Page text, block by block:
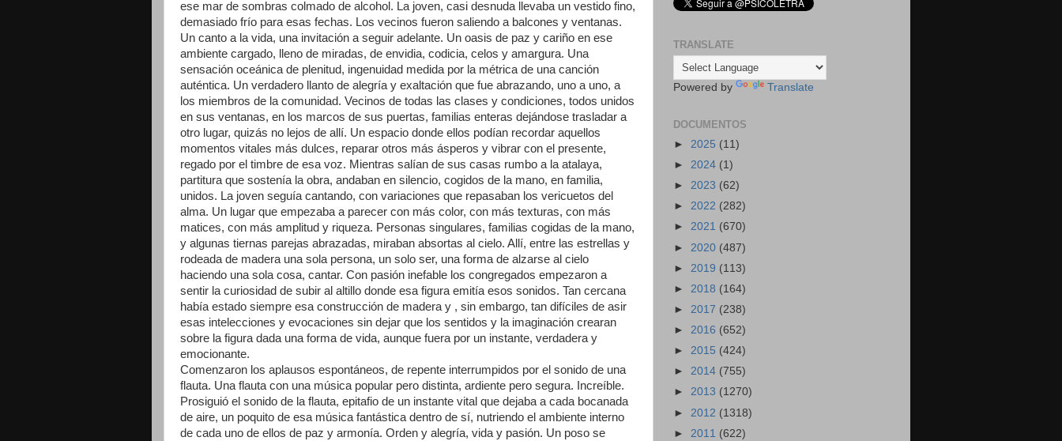
ese mar de sombras colmado de alcohol. La joven, casi desnuda llevaba un vestido fino,
demasiado frío para esas fechas. Los vecinos fueron saliendo a balcones y ventanas.
Un canto a la vida, una invitación a seguir adelante. Un oasis de paz y cariño en ese
ambiente cargado, lleno de miradas, de envidia, codicia, celos y amargura. Una
sensación oceánica de plenitud, ingenuidad medida por la métrica de una canción
auténtica. Un verdadero llanto de alegría y exaltación que fue abrazando, uno a uno, a
los miembros de la comunidad. Vecinos de todas las clases y condiciones, todos unidos
en sus ventanas, en los marcos de sus puertas, familias enteras dejándose trasladar a
otro lugar, quizás no lejos de allí. Un espacio donde ellos podían recordar aquellos
momentos vitales más dulces, reparar otros más ásperos y vibrar con el presente,
regado por el timbre de esa voz. Mientras salían de sus casas rumbo a la atalaya,
partitura que sostenía la obra, andaban en silencio, cogidos de la mano, en familia,
unidos. La joven seguía cantando, con variaciones que repasaban los vericuetos del
alma. Un lugar que empezaba a parecer con más color, con más texturas, con más
matices, con más amplitud y riqueza. Personas singulares, familias cogidas de la mano,
y algunas tiernas parejas abrazadas, miraban absortas al cielo. Allí, entre las estrellas y
rodeada de madera una sola persona, un solo ser, una forma de alzarse al cielo
haciendo una sola cosa, cantar. Con pasión inefable los congregados empezaron a
sentir la curiosidad de subir al altillo donde esa figura emitía esos sonidos. Tan cercana
había estado siempre esa construcción de madera y , sin embargo, tan difíciles de asir
esas intelecciones y evocaciones sin dejar que los sentidos y la imaginación crearan
sobre la figura dada una forma de vida, aunque fuera por un instante, verdadera y
emocionante.
Comenzaron los aplausos espontáneos, de repente interrumpidos por el sonido de una
flauta. Una flauta con una música popular pero distinta, ardiente pero segura.
Increíble.
Prosiguió el sonido de la flauta, epitafio de un instante vital que dejaba a cada bocanada
de aire, un poquito de esa música fantástica dentro de sí, nutriendo el ambiente interno
de cada uno de ellos de paz y armonía. Orden y alegría, vida y pasión. Un poso se
TRANSLATE
Powered by Translate
DOCUMENTOS
► 2025 (11)
► 2024 (1)
► 2023 (62)
► 2022 (282)
► 2021 (670)
► 2020 (487)
► 2019 (113)
► 2018 (164)
► 2017 (238)
► 2016 (652)
► 2015 (424)
► 2014 (755)
► 2013 (1270)
► 2012 (1318)
► 2011 (622)